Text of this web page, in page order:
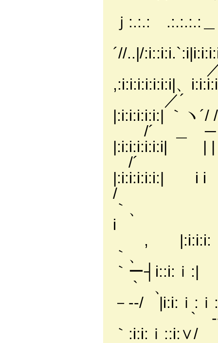
ｊ:.:.:ゝ.:.:.:.:
´//..|/
／´
,:i:i:i:i:i:i:i|、
／´ .￣
|:i:i:i:i:i:| ｀ヽ
/´ ＿ ─
|:i:i:i:i:i:i|
/´ ,-
|:i:i:i:i:i:|
/ ／
｀、
i ,´
, |:i:i:i:
｀
｀ー
` 、
－‐-/ |i:i:
` ‐- ＿
｀:i:i:ｉ